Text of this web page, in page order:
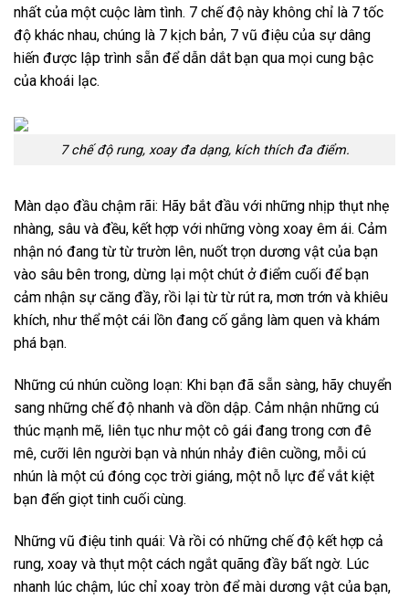
nhất của một cuộc làm tình. 7 chế độ này không chỉ là 7 tốc
độ khác nhau, chúng là 7 kịch bản, 7 vũ điệu của sự dâng
hiến được lập trình sẵn để dẫn dắt bạn qua mọi cung bậc
của khoái lạc.
7 chế độ rung, xoay đa dạng, kích thích đa điểm.
Màn dạo đầu chậm rãi: Hãy bắt đầu với những nhịp thụt nhẹ
nhàng, sâu và đều, kết hợp với những vòng xoay êm ái. Cảm
nhận nó đang từ từ trườn lên, nuốt trọn dương vật của bạn
vào sâu bên trong, dừng lại một chút ở điểm cuối để bạn
cảm nhận sự căng đầy, rồi lại từ từ rút ra, mơn trớn và khiêu
khích, như thể một cái lồn đang cố gắng làm quen và khám
phá bạn.
Những cú nhún cuồng loạn: Khi bạn đã sẵn sàng, hãy chuyển
sang những chế độ nhanh và dồn dập. Cảm nhận những cú
thúc mạnh mẽ, liên tục như một cô gái đang trong cơn đê
mê, cưỡi lên người bạn và nhún nhảy điên cuồng, mỗi cú
nhún là một cú đóng cọc trời giáng, một nỗ lực để vắt kiệt
bạn đến giọt tinh cuối cùng.
Những vũ điệu tinh quái: Và rồi có những chế độ kết hợp cả
rung, xoay và thụt một cách ngắt quãng đầy bất ngờ. Lúc
nhanh lúc chậm, lúc chỉ xoay tròn để mài dương vật của bạn,